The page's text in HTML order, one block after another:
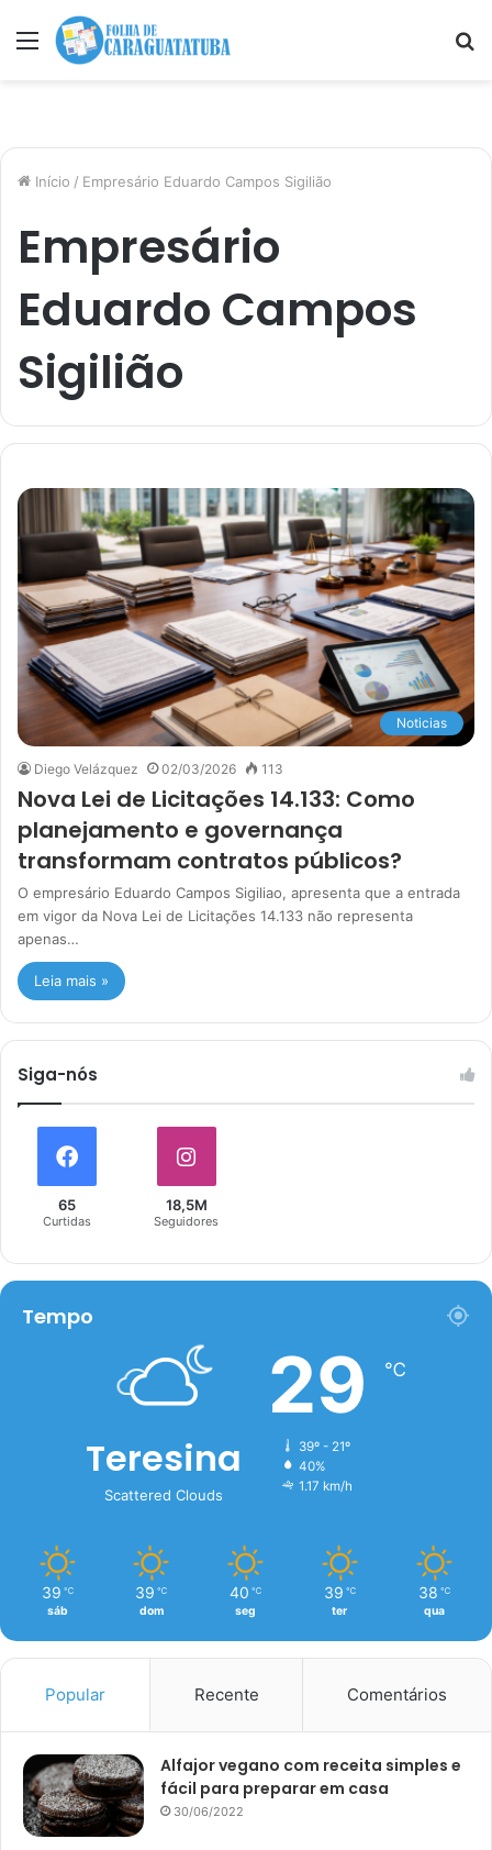
Menu
Início / Empresário Eduardo Campos Sigilião
Empresário
Eduardo Campos
Sigilião
Noticias
Diego Velázquez 02/03/2026 113
Nova Lei de Licitações 14.133: Como
planejamento e governança
transformam contratos públicos?
O empresário Eduardo Campos Sigiliao, apresenta que a entrada
em vigor da Nova Lei de Licitações 14.133 não representa
apenas…
Leia mais »
Siga-nós
65
Curtidas
18,5M
Seguidores
Tempo
Teresina
Scattered Clouds
29 ℃
39º - 21º
40%
1.17 km/h
39 ℃
sáb
39 ℃
dom
40 ℃
seg
39 ℃
ter
38 ℃
qua
Popular Recente Comentários
Alfajor vegano com receita simples e
fácil para preparar em casa
30/06/2022